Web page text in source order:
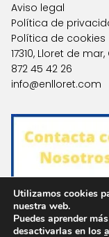
Aviso legal
Política de
Política de cookies
17310, Lloret de
872 45 42 26
info@enlloret.com
Agencias en
Utilizamos cookies
nuestra web.
Puedes aprender
desactivarlas en los